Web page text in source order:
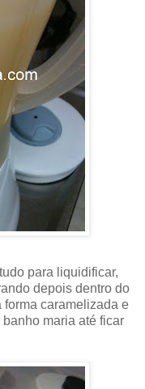
para liquidificar,
depois dentro do
forma caramelizada e
maria até ficar